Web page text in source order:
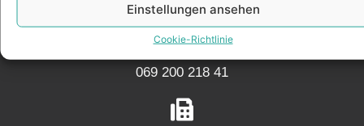
Einstellungen ansehen
Cookie-Richtlinie
069 200 218 41